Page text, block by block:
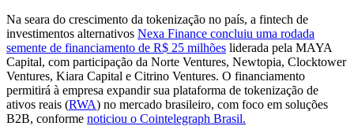
Na seara do crescimento da tokenização no país, a fintech de
investimentos alternativos Nexa Finance concluiu uma rodada
semente de financiamento de R$ 25 milhões liderada pela MAYA
Capital, com participação da Norte Ventures, Newtopia, Clocktower
Ventures, Kiara Capital e Citrino Ventures. O financiamento
permitirá à empresa expandir sua plataforma de tokenização de
ativos reais (RWA) no mercado brasileiro, com foco em soluções
B2B, conforme noticiou o Cointelegraph Brasil.